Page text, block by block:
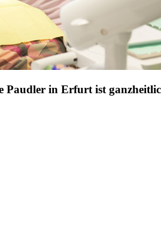
Paudler in Erfurt ist